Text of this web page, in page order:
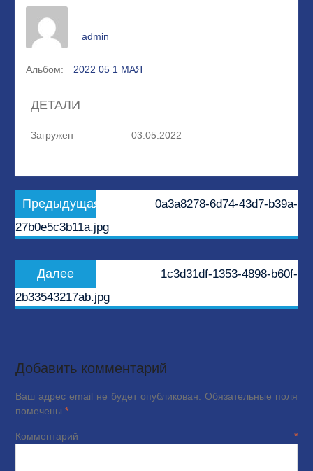
admin
Альбом: 2022 05 1 МАЯ
ДЕТАЛИ
Загружен 03.05.2022
Навигация
по
записям
Предыдущая
запись:
0a3a8278-6d74-43d7-b39a-
27b0e5c3b11a.jpg
Далее
запись:
1c3d31df-1353-4898-b60f-
2b33543217ab.jpg
Добавить комментарий
Ваш адрес email не будет опубликован. Обязательные поля
помечены *
Комментарий*